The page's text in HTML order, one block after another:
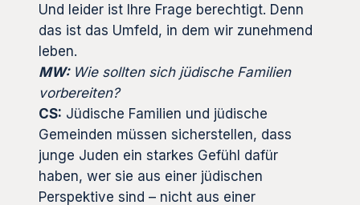
Und leider ist Ihre Frage berechtigt. Denn
das ist das Umfeld, in dem wir zunehmend
leben.
MW: Wie sollten sich jüdische Familien
vorbereiten?
CS: Jüdische Familien und jüdische
Gemeinden müssen sicherstellen, dass
junge Juden ein starkes Gefühl dafür
haben, wer sie aus einer jüdischen
Perspektive sind – nicht aus einer